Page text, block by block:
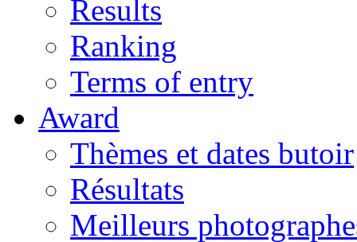
Results
Ranking
Terms of entry
Award
Thèmes et dates butoir
Résultats
Meilleurs